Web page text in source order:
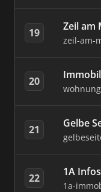
19 Zeil am
zeil-am-
20
21 Gelbe
22 1A
1a-